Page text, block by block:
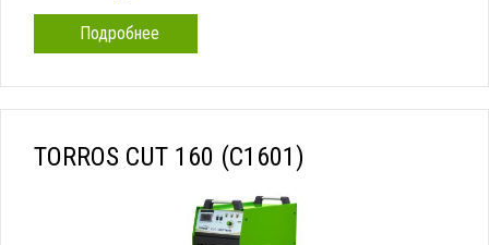
Подробнее
TORROS CUT 160 (C1601)